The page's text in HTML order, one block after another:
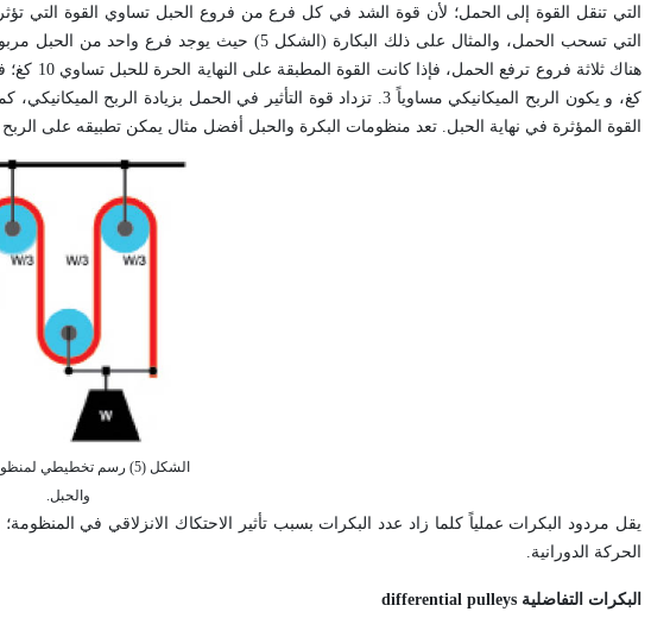
التي تنقل القوة إلى الحمل؛ لأن قوة الشد في كل فرع من فروع الحبل تساوي القوة التي
التي تسحب الحمل، والمثال على ذلك البكارة (الشكل
كغ، و يكون الربح الميكانيكي مساوياً 3. تزداد قوة التأثير في الحمل
القوة المؤثرة في نهاية الحبل. تعد منظومات البكرة والحبل أفضل مثال يمكن تطبيقه على
الشكل (5) رسم تخطيطي
والحبل.
يقل مردود البكرات عملياً كلما زاد عدد البكرات بسبب تأثير الاحتكاك الانزلاقي في
الحركة الدورانية.
البكرات التفاضلية differential pulleys